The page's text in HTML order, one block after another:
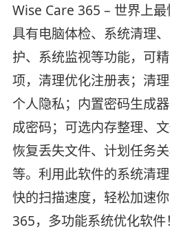
Wise Care 365 – 世界上最
具有电脑体检、系统清理
护、系统监视等功能，可
项，清理优化注册表；清
个人隐私；内置密码生成
成密码；可选内存整理、
恢复丢失文件、计划任务
等。利用此软件的系统清
快的扫描速度，轻松加速
365，多功能系统优化软